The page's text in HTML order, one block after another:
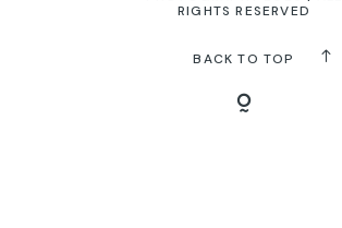
RIGHTS RESERVED
BACK TO TOP
KONTAKT